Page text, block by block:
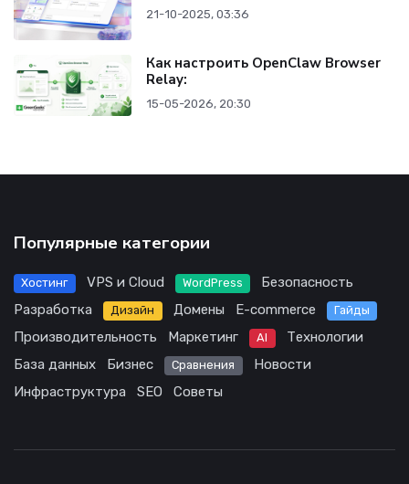
21-10-2025, 03:36
Как настроить OpenClaw Browser
Relay:
15-05-2026, 20:30
Популярные категории
Хостинг VPS и Cloud WordPress
Безопасность
Разработка
Дизайн Домены E-commerce Гайды
Производительность Маркетинг AI
Технологии
База данных
Бизнес Сравнения
Новости
Инфраструктура
SEO Советы